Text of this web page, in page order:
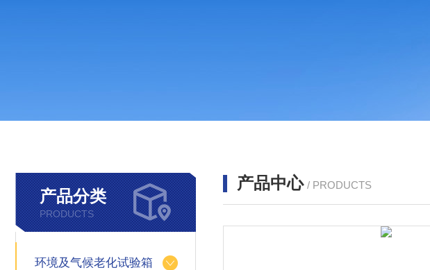
产品分类
PRODUCTS
环境及气候老化试验箱
产品中心 / PRODUCTS